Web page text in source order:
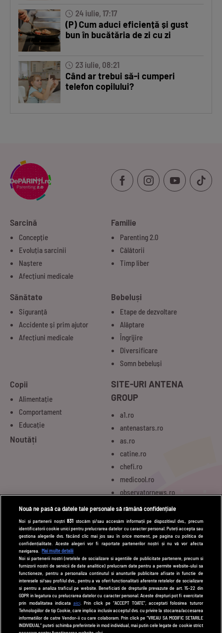
24 iulie, 17:17
(P) Cum aduci eficiență și gust
bun în bucătăria de zi cu zi
23 iulie, 08:21
Când ar trebui să-i cumperi
telefon copilului?
Sarcină
Concepție
Evoluția sarcinii
Naștere
Afecțiuni medicale
Familie
Parenting 2.0
Călătorii
Timp liber
Sănătate
Siguranță
Accidente și prim ajutor
Afecțiuni medicale
Bebeluși
Etape de dezvoltare
Alăptare
Îngrijire
Diversificare
Somn bebeluși
Copii
Alimentație
Comportament
Educație
Noutăți
SITE-URI ANTENA
GROUP
a1.ro
antenastars.ro
as.ro
catine.ro
chefi.ro
medicool.ro
observatornews.ro
spynews.ro
tvhappy.ro
useit.ro
zutv.ro
Trends AntenaPLAY
AntenaPLAY
UTILE
Cod deontologic
Nouă ne pasă ca datele tale personale să rămână confidențiale
Noi și partenerii noștri831 stocăm și/sau accesăm informații pe dispozitivul dvs., precum
identificatorii cookie unici pentru prelucrarea datelor cu caracter personal. Puteți accepta sau
gestiona alegerile dvs. făcând clic mai jos sau în orice moment, pe pagina cu politica de
confidențialitate. Aceste alegeri vor fi raportate partenerilor noștri și nu vă vor afecta
navigarea.
Mai multe detalii
Noi si partenerii nostri (retelele de socializare si agentiile de publicitate partenere, precum si
furnizorii nostri de servicii de date analitice) prelucram date pentru a permite website-ului sa
functioneze, pentru a personaliza continutul si anunturile publicitare afisate in functie de
interesele si/sau profilul dvs., pentru a va oferi functionalitati aferente retelelor de socializare
si pentru a analiza traficul pe website. Beneficiati de drepturile prevazute de art. 15-22 din
GDPR in legatura cu prelucrarea datelor cu caracter personal. Aceste drepturi pot fi exercitate
prin modalitatea indicata aici. Prin click pe “ACCEPT TOATE”, acceptati folosirea tuturor
Tehnologiilor de tip Cookie, care implica inclusiv acceptul dvs. cu privire la stocarea/accesarea
informatiilor de catre Vendor-ii cu care colaboram. Prin click pe “VREAU SA MODIFIC SETARILE
INDIVIDUAL” puteti schimba preferintele in mod individual, mai putin cele legate de cookie strict